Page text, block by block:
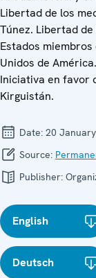
Libertad de los
Túnez. Libertad
Estados
Unidos de
Iniciativa en favor
Kirguistán.
Date: 20
Source:
Publisher:
English
Deutsch